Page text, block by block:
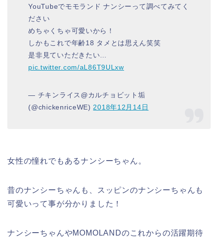
YouTubeでモモランド ナンシーって調べてみてく
ださい
めちゃくちゃ可愛いから！
しかもこれで年齢18 タメとは思えん笑笑
是非見ていただきたい…
pic.twitter.com/aL86T9ULxw
— チキンライス@カルチョビット垢
(@chickenriceWE)2018年12月14日
女性の憧れでもあるナンシーちゃん。
昔のナンシーちゃんも、スッピンのナンシーちゃんも
可愛いって事が分かりました！
ナンシーちゃんやMOMOLANDのこれからの活躍期待